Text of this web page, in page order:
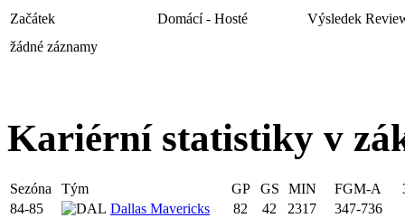
Začátek Domácí - Hosté Výsledek
žádné záznamy
Kariérní statistiky v
Sezóna Tým GP GS MIN FGM-A
84-85
Dallas Mavericks 82 42 2317
347-736